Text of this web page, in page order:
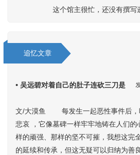
这个馆主很忙，还没有撰写
追忆文章
• 吴远碧对着自己的肚子连砍三刀是
文/大漠鱼 每发生一起恶性事件后，
悲哀 ，它像墓碑一样牢牢地铸在人们的
样的顽强、那样的坚不可摧，我想这完
的延续和传承，但这无疑可以归纳为善